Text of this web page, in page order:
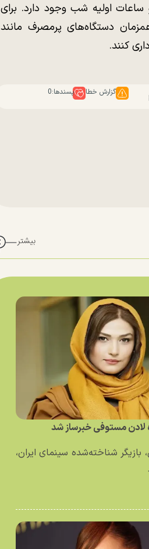
اولیه شب وجود دارد. برای
دستگاه‌های پرمصرف مانند
کنند.
گزارش خطا پسندها:0
لادن مستوفی خبرساز شد
بازیگر شناخته‌شده سینمای ایران،